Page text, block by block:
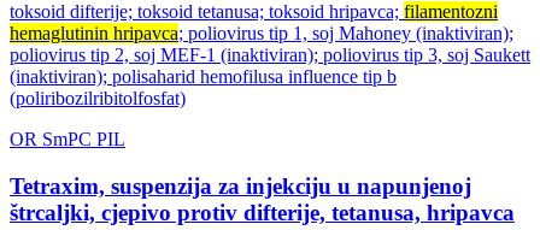
toksoid difterije; toksoid tetanusa; toksoid hripavca; filamentozni
hemaglutinin hripavca; poliovirus tip 1, soj Mahoney (inaktiviran);
poliovirus tip 2, soj MEF-1 (inaktiviran); poliovirus tip 3, soj Saukett
(inaktiviran); polisaharid hemofilusa influence tip b
(poliribozilribitolfosfat)
OR SmPC PIL
Tetraxim, suspenzija za injekciju u napunjenoj
štrcaljki, cjepivo protiv difterije, tetanusa, hripavca